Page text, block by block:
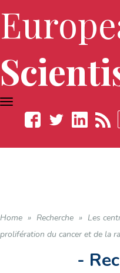
TOGGLE
NAVIGATION
Home » Recherche » Les
prolifération du cancer et de la
-